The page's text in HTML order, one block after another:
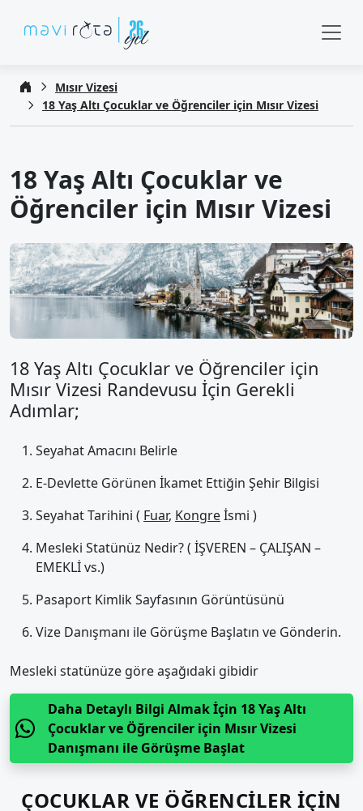
Mısır Vizesi
18 Yaş Altı Çocuklar ve Öğrenciler için Mısır Vizesi
18 Yaş Altı Çocuklar ve
Öğrenciler için Mısır Vizesi
18 Yaş Altı Çocuklar ve Öğrenciler için
Mısır Vizesi Randevusu İçin Gerekli
Adımlar;
Seyahat Amacını Belirle
E-Devlette Görünen İkamet Ettiğin Şehir Bilgisi
Seyahat Tarihini ( Fuar, Kongreİsmi )
Mesleki Statünüz Nedir? ( İŞVEREN – ÇALIŞAN –
EMEKLİ vs.)
Pasaport Kimlik Sayfasının Görüntüsünü
Vize Danışmanı ile Görüşme Başlatın ve Gönderin.
Mesleki statünüze göre aşağıdaki gibidir
Daha Detaylı Bilgi Almak İçin 18 Yaş Altı
Çocuklar ve Öğrenciler için Mısır Vizesi
Danışmanı ile Görüşme Başlat
ÇOCUKLAR VE ÖĞRENCİLER İÇİN